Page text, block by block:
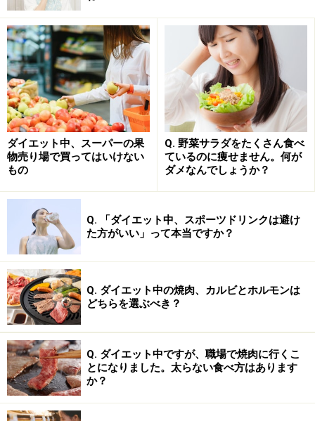
がなくなると、体は脂肪分解モードに切り替わり、その
結果、1日に数100gから1kgも痩せることがあるとされて
います。
この期間中は、炭水化物が10%以上含まれるものは食べ
ることができず、野菜に含まれる少量の炭水化物の他、
タンパク質、脂質をメインに摂取することになります
（※詳しくは「誘導ダイエット段階での食事内容」をチ
ェック！）
■注意点
頭痛がして頭がボーッとしたり、体がだるくなる場合が
あります。また、血中のケトン体濃度が高くなって体外
へ排出されることで、脱水症状を起こす場合がありま
す。極端に神経を使う仕事や重労働の方は、無理しない
ことをおすすめします。特に水分補給はこまめに行いま
しょう。
ステップ2 「減量段階」
誘導段階で脂肪分解モードに切り替わったら、多少炭水
ダイエット中、スーパーの果
物売り場で買ってはいけない
もの
Q. 野菜サラダをたくさん食べ
ているのに痩せません。何が
ダメなんでしょうか？
Q. 「ダイエット中、スポーツドリンクは避け
た方がいい」って本当ですか？
Q. ダイエット中の焼肉、カルビとホルモンは
どちらを選ぶべき？
Q. ダイエット中ですが、職場で焼肉に行くこ
とになりました。太らない食べ方はあります
か？